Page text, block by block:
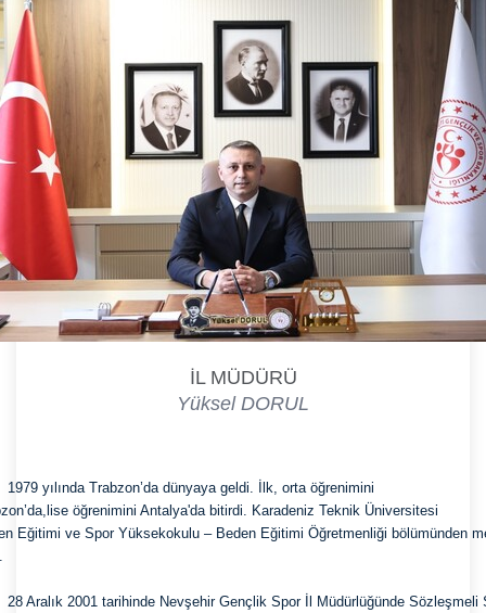
İL MÜDÜRÜ
Yüksel DORUL
öğrenimini Antalya'da bitirdi. Karadeniz Teknik Üniversitesi
Eğitimi ve Spor Yüksekokulu – Beden Eğitimi Öğretmenliği bölümünden